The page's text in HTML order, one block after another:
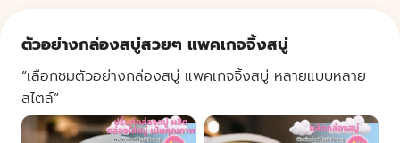
ตัวอย่างกล่องสบู่สวยๆ แพคเกจจิ้งสบู่
“เลือกชมตัวอย่างกล่องสบู่ แพคเกจจิ้งสบู่ หลายแบบหลาย
สไตล์”